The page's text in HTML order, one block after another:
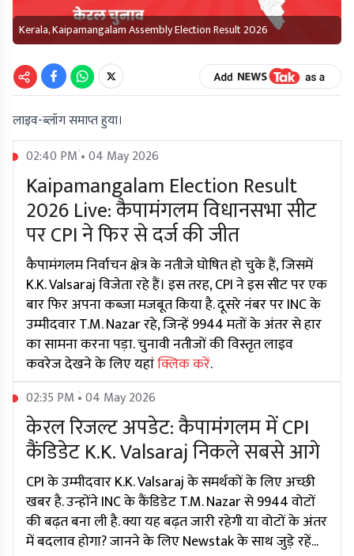
Kerala, Kaipamangalam Assembly Election Result 2026
लाइव-ब्लॉग समाप्त हुया।
02:40 PM • 04 May 2026
Kaipamangalam Election Result
2026 Live: कैपामंगलम विधानसभा सीट
पर CPI ने फिर से दर्ज की जीत
कैपामंगलम निर्वाचन क्षेत्र के नतीजे घोषित हो चुके हैं, जिसमें
K.K. Valsaraj विजेता रहे हैं। इस तरह, CPI ने इस सीट पर एक
बार फिर अपना कब्जा मजबूत किया है. दूसरे नंबर पर INC के
उम्मीदवार T.M. Nazar रहे, जिन्हें 9944 मतों के अंतर से हार
का सामना करना पड़ा. चुनावी नतीजों की विस्तृत लाइव
कवरेज देखने के लिए यहांक्लिक करें.
02:35 PM • 04 May 2026
केरल रिजल्ट अपडेट: कैपामंगलम में CPI
कैंडिडेट K.K. Valsaraj निकले सबसे आगे
CPI के उम्मीदवार K.K. Valsaraj के समर्थकों के लिए अच्छी
खबर है. उन्होंने INC के कैंडिडेट T.M. Nazar से 9944 वोटों
की बढ़त बना ली है. क्या यह बढ़त जारी रहेगी या वोटों के अंतर
में बदलाव होगा? जानने के लिए Newstak के साथ जुड़े रहें...